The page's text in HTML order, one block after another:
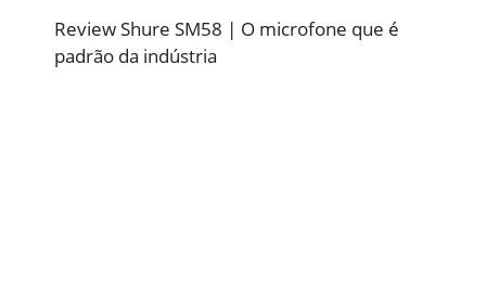
Review Shure SM58 | O microfone que é
padrão da indústria